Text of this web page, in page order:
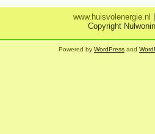
www.huisvolenergie.nl
Copyright
Powered by WordPress and